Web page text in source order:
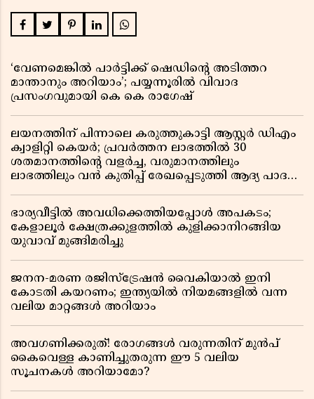
‘വേണമെങ്കിൽ പാർട്ടിക്ക് ഷെഡിൻ്റെ അടിത്തറ
മാന്താനും അറിയാം’; പയ്യന്നൂരിൽ വിവാദ
പ്രസംഗവുമായി കെ കെ രാഗേഷ്
ലയനത്തിന് പിന്നാലെ കരുത്തുകാട്ടി ആസ്റ്റർ ഡിഎം
ക്വാളിറ്റി കെയർ; പ്രവർത്തന ലാഭത്തിൽ 30
ശതമാനത്തിൻ്റെ വളർച്ച, വരുമാനത്തിലും
ലാഭത്തിലും വൻ കുതിപ്പ് രേഖപ്പെടുത്തി ആദ്യ പാദ
ഭാര്യവീട്ടിൽ അവധിക്കെത്തിയപ്പോൾ അപകടം;
കേളാലൂർ ക്ഷേത്രക്കുളത്തിൽ കുളിക്കാനിറങ്ങിയ
യുവാവ് മുങ്ങിമരിച്ചു
ജനന-മരണ രജിസ്ട്രേഷൻ വൈകിയാൽ ഇനി
കോടതി കയറണം; ഇന്ത്യയിൽ നിയമങ്ങളിൽ വന്ന
വലിയ മാറ്റങ്ങൾ അറിയാം
അവഗണിക്കരുത്! രോഗങ്ങൾ വരുന്നതിന് മുൻപ്
കൈവെള്ള കാണിച്ചുതരുന്ന ഈ 5 വലിയ
സൂചനകൾ അറിയാമോ?